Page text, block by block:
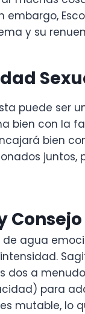
embargo,
y su
puede ser
bien con la
bien
juntos,
Consejo
de agua
dos a
para
mutable, lo